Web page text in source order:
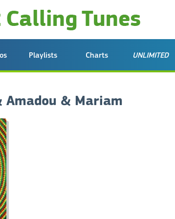
Playlists Charts UNLIMITED
Amadou & Mariam